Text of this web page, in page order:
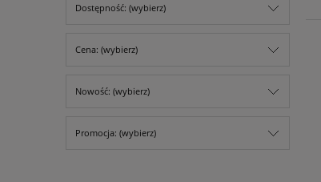
Dostępność: (wybierz)
Cena: (wybierz)
Nowość: (wybierz)
Promocja: (wybierz)